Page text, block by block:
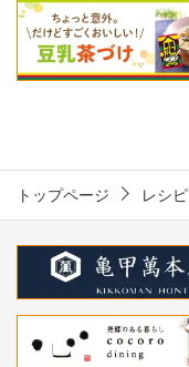
トップページ レシピ